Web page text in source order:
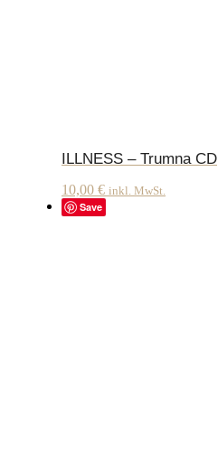
ILLNESS – Trumna CD
10,00 € inkl. MwSt.
Save